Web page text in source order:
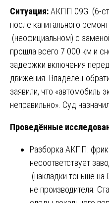
Ситуация:АКПП 09G (6-
после капитального
(неофициальном) с
прошла всего 7 000 км и
задержки включения
движения. Владелец
заявили, что «автомобиль
неправильно». Суд
Проведённые
Разборка АКПП:
несоответствует
(накладки тоньше
не производителя.